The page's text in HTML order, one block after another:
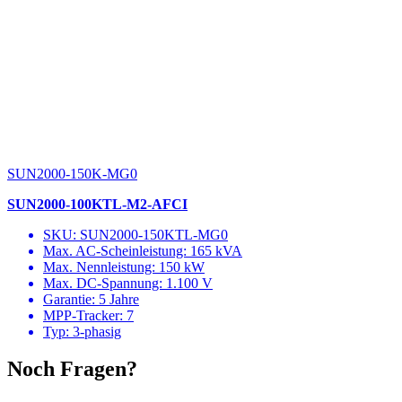
SUN2000-150K-MG0
SUN2000-100KTL-M2-AFCI
SKU: SUN2000-150KTL-MG0
Max. AC-Scheinleistung: 165 kVA
Max. Nennleistung: 150 kW
Max. DC-Spannung: 1.100 V
Garantie: 5 Jahre
MPP-Tracker: 7
Typ: 3-phasig
Noch Fragen?